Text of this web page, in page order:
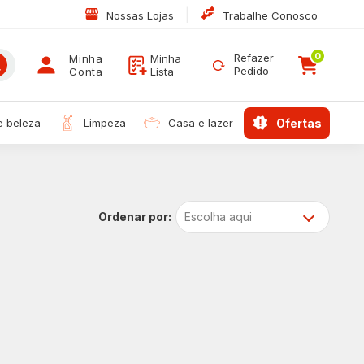
Nossas Lojas Trabalhe Conosco
Minha
Conta
Minha
Lista
Refazer
Pedido
0
beleza limpeza casa e lazer ofertas
Escolha aqui